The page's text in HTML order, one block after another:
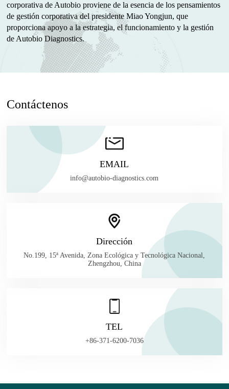
corporativa de Autobio proviene de la esencia de los pensamientos
de gestión corporativa del presidente Miao Yongjun, que
proporciona apoyo a la estrategia, el funcionamiento y la gestión
de Autobio Diagnostics.
Contáctenos
EMAIL
info@autobio-diagnostics.com
Dirección
No.199, 15ª Avenida, Zona Ecológica y Tecnológica Nacional,
Zhengzhou, China
TEL
+86-371-6200-7036